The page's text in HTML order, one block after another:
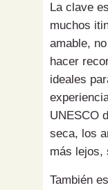
La clave
muchos
amable,
hacer
ideales
UNESCO
seca, los
más lejos,
También